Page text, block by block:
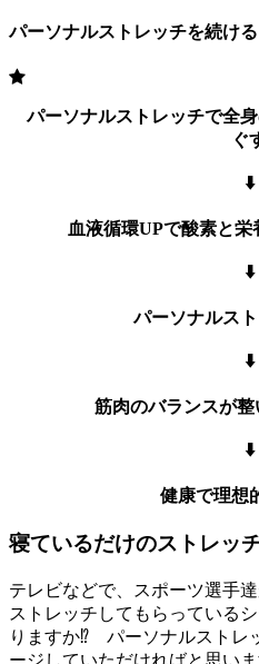
パーソナルストレッチを続け
パーソナルストレッチで全
ぐ
⬇️
血液循環UPで酸素と
⬇️
パーソナルス
⬇️
筋肉のバランスが整
⬇️
健康で理想
寝ているだけのストレッ
テレビなどで、スポーツ選手
ストレッチしてもらっている
りますか⁉ パーソナルストレ
ージしていただければと思いま